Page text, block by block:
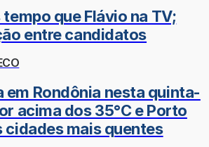
que Flávio na TV;
entre candidatos
em Rondônia nesta quinta-
acima dos 35°C e Porto
cidades mais quentes